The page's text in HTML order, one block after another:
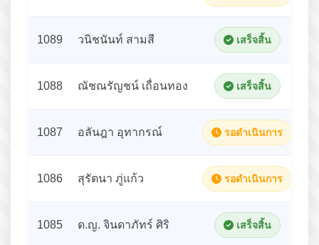
1089 วนิชนันท์ สามสี เสร็จสิ้น
1088 ณัชณรัญชน์ เถื่อนทอง เสร็จสิ้น
1087 อลันฎา อุทากรณ์ รอดำเนินการ
1086 สุรัตนา ภู่แก้ว รอดำเนินการ
1085 ด.ญ. จินดาภัทร์ ศิริ เสร็จสิ้น